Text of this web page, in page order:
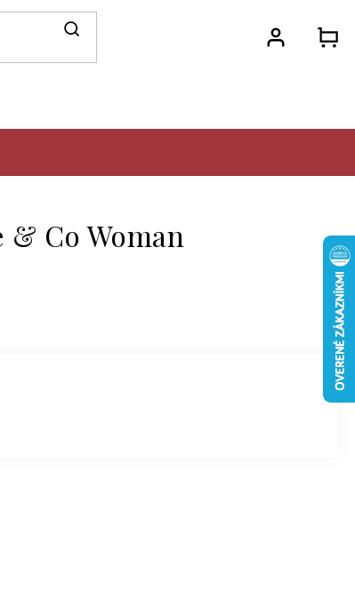
& Co Woman